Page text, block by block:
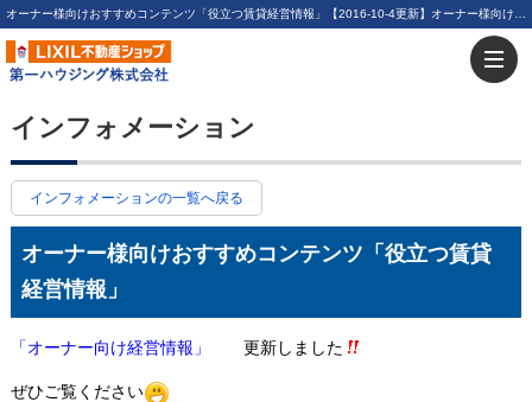
インフォメーション
インフォメーションの一覧へ戻る
オーナー様向けおすすめコンテンツ「役立つ賃貸
経営情報」
「オーナー向け経営情報」 更新しました
ぜひご覧ください